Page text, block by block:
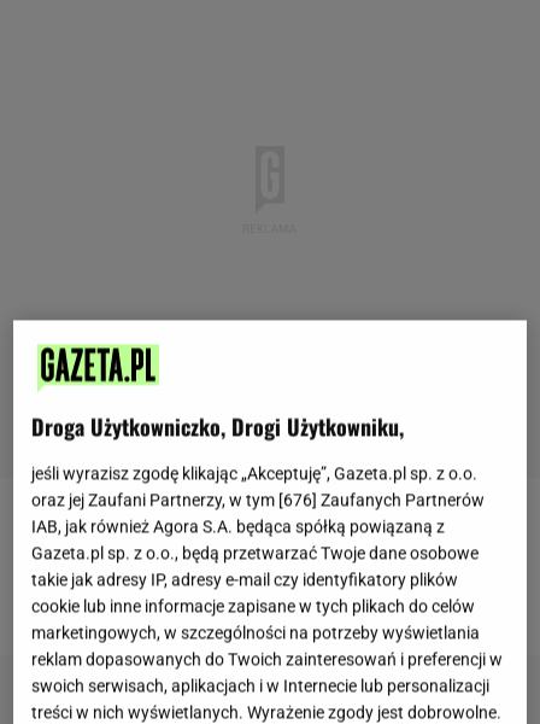
Więcej słodkichprzepisówidealnych na tłusty
czwartek znajdziesz na naszej stronie
głównejGazeta.pl
Droga Użytkowniczko, Drogi Użytkowniku,
jeśli wyrazisz zgodę klikając „Akceptuję”, Gazeta.pl sp. z o.o.
oraz jej Zaufani Partnerzy, w tym [676] Zaufanych Partnerów
IAB, jak również Agora S.A. będąca spółką powiązaną z
Gazeta.pl sp. z o.o., będą przetwarzać Twoje dane osobowe
takie jak adresy IP, adresy e-mail czy identyfikatory plików
cookie lub inne informacje zapisane w tych plikach do celów
marketingowych, w szczególności na potrzeby wyświetlania
reklam dopasowanych do Twoich zainteresowań i preferencji w
swoich serwisach, aplikacjach i w Internecie lub personalizacji
treści w nich wyświetlanych. Wyrażenie zgody jest dobrowolne.